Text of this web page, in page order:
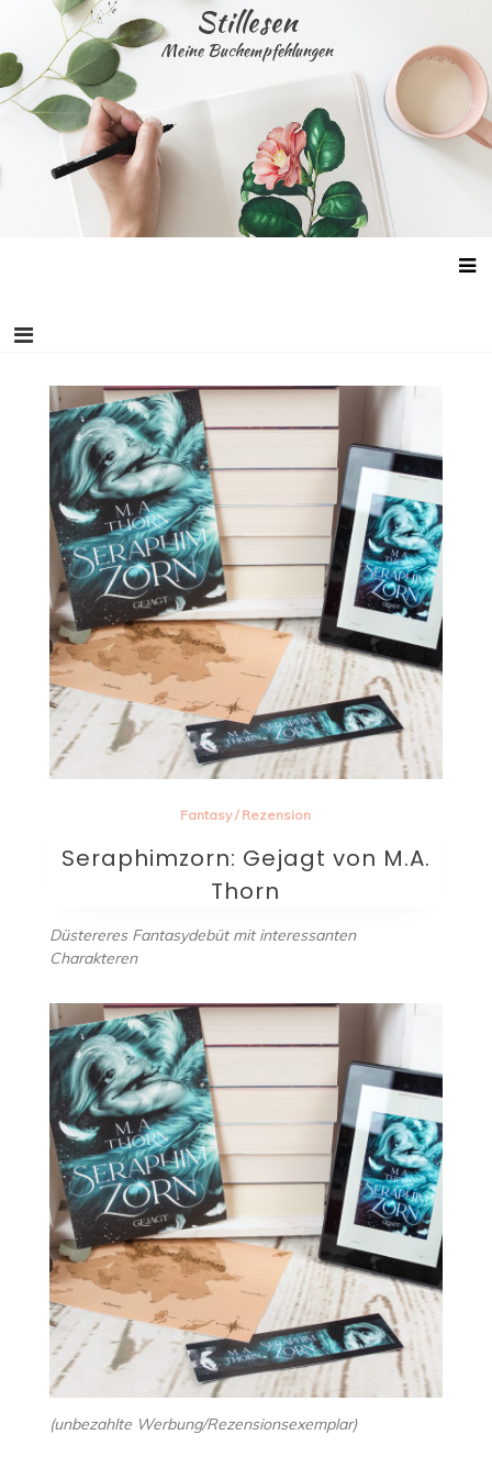
content
Stillesen
Meine Buchempfehlungen
Fantasy/ Rezension
Seraphimzorn: Gejagt von M.A.
Thorn
Düstereres Fantasydebüt mit interessanten
Charakteren
(unbezahlte Werbung/Rezensionsexemplar)